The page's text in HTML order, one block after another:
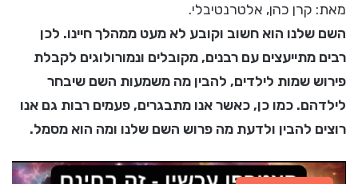
מאת: קרן כהן, אלטרנטיבלי.
השם שלנו הוא חשוב וקובע לא מעט ממהלך חיינו. לכן
רבים מתייעצים עם רבנים, מקובלים ונמורולוגים לקבלת
פירוש שמות לילדים, להבין מה משמעות השם שיבחר
לילדהם. כמו כן, כאשר אנו מתבגרים, פעמים רבות גם אנו
רוצים להבין ולדעת מה פרוש השם שלנו ומה הוא מסמל.